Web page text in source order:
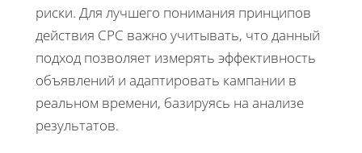
риски. Для лучшего понимания принципов
действия CPC важно учитывать, что данный
подход позволяет измерять эффективность
объявлений и адаптировать кампании в
реальном времени, базируясь на анализе
результатов.